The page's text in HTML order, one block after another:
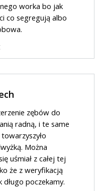
worka bo jak
co segregują albo
zębów do
radną, i te same
Można
uśmiał z całej tej
że z weryfikacją
poczekamy.